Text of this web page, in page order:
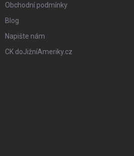
Obchodní podmínky
Blog
Napište nám
CK doJižníAmeriky.cz